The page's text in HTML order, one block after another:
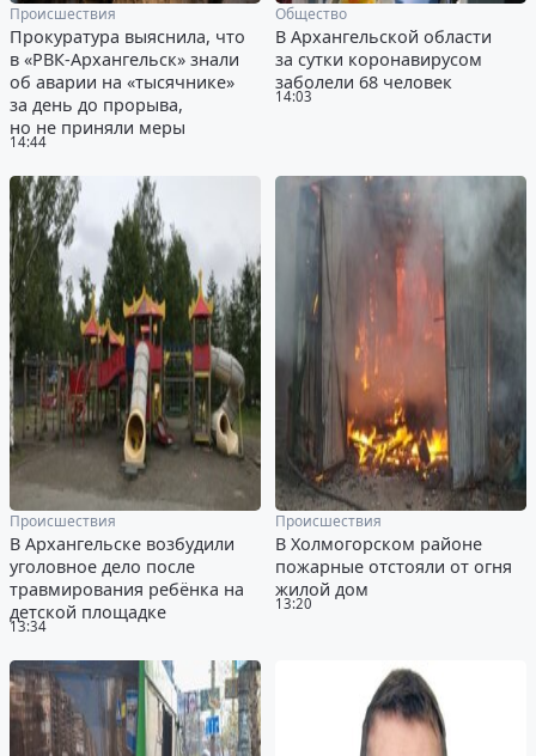
14:44
Происшествия
Прокуратура выяснила, что
в «РВК-Архангельск» знали
об аварии на «тысячнике»
за день до прорыва,
но не приняли меры
14:03
Общество
В Архангельской области
за сутки коронавирусом
заболели 68 человек
13:34
Происшествия
В Архангельске возбудили
уголовное дело после
травмирования ребёнка на
детской площадке
13:20
Происшествия
В Холмогорском районе
пожарные отстояли от огня
жилой дом